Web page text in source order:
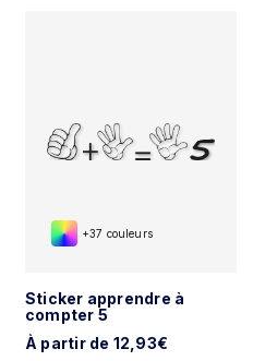
+37 couleurs
Sticker apprendre à
compter 5
À partir de 12,93€